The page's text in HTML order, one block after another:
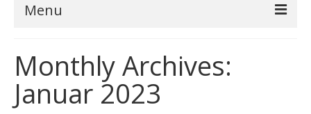
Menu
Službeni glasnici
Javne nabavke
Monthly Archives:
Januar 2023